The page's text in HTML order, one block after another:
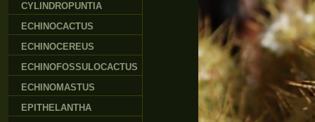
CYLINDROPUNTIA
ECHINOCACTUS
ECHINOCEREUS
ECHINOFOSSULOCACTUS
ECHINOMASTUS
EPITHELANTHA